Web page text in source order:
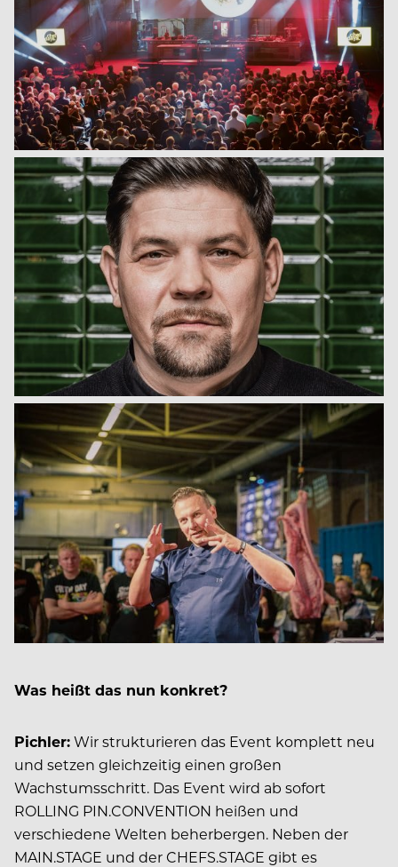
Was heißt das nun konkret?
Pichler:Wir strukturieren das Event komplett neu
und setzen gleichzeitig einen großen
Wachstumsschritt. Das Event wird ab sofort
ROLLING PIN.CONVENTION heißen und
verschiedene Welten beherbergen. Neben der
MAIN.STAGE und der CHEFS.STAGE gibt es